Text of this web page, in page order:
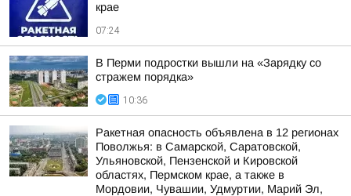
крае
07:24
В Перми подростки вышли на «Зарядку со
стражем порядка»
10:36
Ракетная опасность объявлена в 12 регионах
Поволжья: в Самарской, Саратовской,
Ульяновской, Пензенской и Кировской
областях, Пермском крае, а также в
Мордовии, Чувашии, Удмуртии, Марий Эл,